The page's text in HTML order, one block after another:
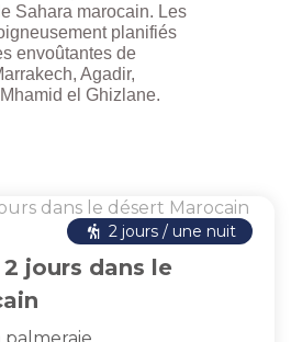
le Sahara marocain. Les
planifiés
envoûtantes de
Agadir,
el Ghizlane.
2 jours / une nuit
jours dans le